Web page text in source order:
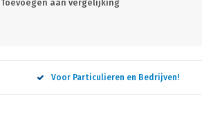
Toevoegen aan vergelijking
Voor Particulieren en Bedrijven!